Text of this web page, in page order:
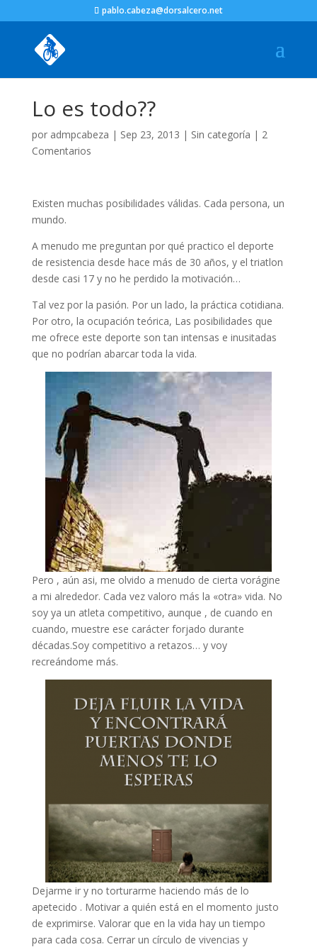
pablo.cabeza@dorsalcero.net
Lo es todo??
por admpcabeza | Sep 23, 2013 | Sin categoría | 2
Comentarios
Existen muchas posibilidades válidas. Cada persona, un
mundo.
A menudo me preguntan por qué practico el deporte
de resistencia desde hace más de 30 años, y el triatlon
desde casi 17 y no he perdido la motivación…
Tal vez por la pasión. Por un lado, la práctica cotidiana.
Por otro, la ocupación teórica, Las posibilidades que
me ofrece este deporte son tan intensas e inusitadas
que no podrían abarcar toda la vida.
Pero , aún asi, me olvido a menudo de cierta vorágine
a mi alrededor. Cada vez valoro más la «otra» vida. No
soy ya un atleta competitivo, aunque , de cuando en
cuando, muestre ese carácter forjado durante
décadas.Soy competitivo a retazos… y voy
recreándome más.
Dejarme ir y no torturarme haciendo más de lo
apetecido . Motivar a quién está en el momento justo
de exprimirse. Valorar que en la vida hay un tiempo
para cada cosa. Cerrar un círculo de vivencias y